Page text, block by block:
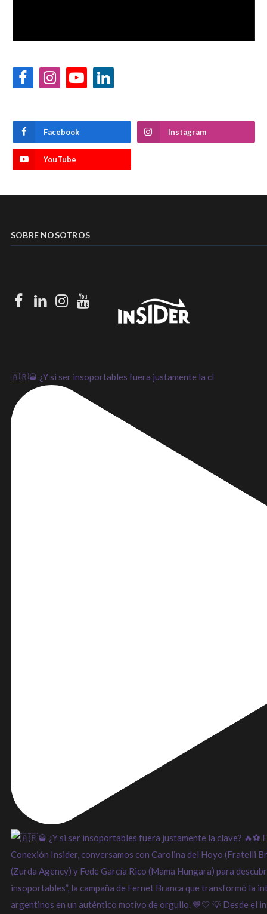
FacebookInstagramYouTubeLinkedIn
Facebook Instagram
YouTube
SOBRE NOSOTROS
Facebook
LinkedIn
Instagram
Youtube
🇦🇷🥃 ¿Y si ser insoportables fuera justamente la cl